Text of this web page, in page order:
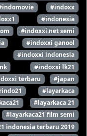
#indoxx
#indonesia
#indoxxi.net semi
#indoxxi ganool
#indoxxi indonesia
#indoxxi lk21
terbaru
#japan
#layarkaca
#layarkaca 21
#layarkaca21 film semi
indonesia terbaru 2019